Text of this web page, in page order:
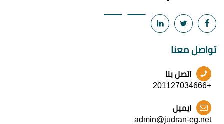
تواصل معنا
اتصل بنا
+201127034666
ايميل
admin@judran-eg.net